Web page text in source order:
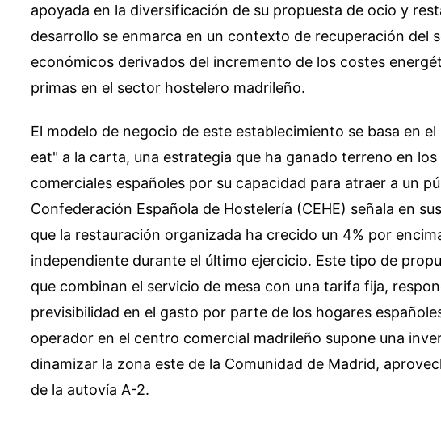
apoyada en la diversificación de su propuesta de ocio y
desarrollo se enmarca en un contexto de recuperación del
económicos derivados del incremento de los costes
primas en el sector hostelero madrileño.
El modelo de negocio de este establecimiento se basa en
eat" a la carta, una estrategia que ha ganado terreno en
comerciales españoles por su capacidad para atraer a un
Confederación Española de Hostelería (CEHE) señala en
que la restauración organizada ha crecido un 4% por
independiente durante el último ejercicio. Este tipo de
que combinan el servicio de mesa con una tarifa fija,
previsibilidad en el gasto por parte de los hogares
operador en el centro comercial madrileño supone una
dinamizar la zona este de la Comunidad de Madrid,
de la autovía A-2.